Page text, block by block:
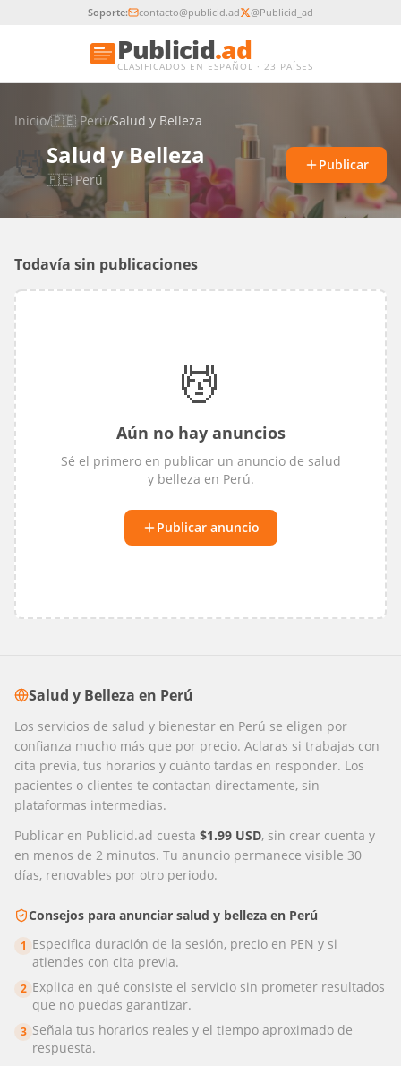
Soporte: contacto@publicid.ad @Publicid_ad
Publicid.ad
CLASIFICADOS EN ESPAÑOL · 23 PAÍSES
Inicio/🇵🇪 Perú/Salud y Belleza
💆Salud y Belleza
🇵🇪 Perú
Publicar
Todavía sin publicaciones
💆
Aún no hay anuncios
Sé el primero en publicar un anuncio de salud
y belleza en Perú.
Publicar anuncio
Salud y Belleza en Perú
Los servicios de salud y bienestar en Perú se eligen por
confianza mucho más que por precio. Aclaras si trabajas con
cita previa, tus horarios y cuánto tardas en responder. Los
pacientes o clientes te contactan directamente, sin
plataformas intermedias.
Publicar en Publicid.ad cuesta $1.99 USD, sin crear cuenta y
en menos de 2 minutos. Tu anuncio permanece visible 30
días, renovables por otro periodo.
Consejos para anunciar salud y belleza en Perú
1 Especifica duración de la sesión, precio en PEN y si
atiendes con cita previa.
2 Explica en qué consiste el servicio sin prometer resultados
que no puedas garantizar.
3 Señala tus horarios reales y el tiempo aproximado de
respuesta.